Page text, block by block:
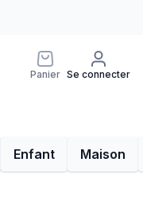
Panier Se connecter
Enfant Maison